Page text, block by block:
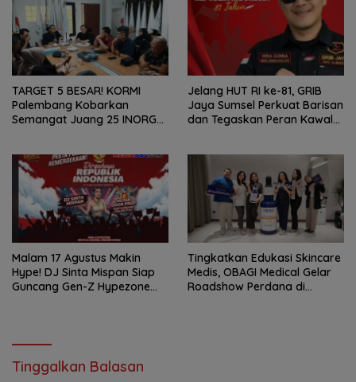
TARGET 5 BESAR! KORMI
Palembang Kobarkan
Semangat Juang 25 INORGA
Jelang HUT RI ke-81, GRIB
Jaya Sumsel Perkuat Barisan
dan Tegaskan Peran Kawal
Malam 17 Agustus Makin
Hype! DJ Sinta Mispan Siap
Guncang Gen-Z Hypezone
Tingkatkan Edukasi Skincare
Medis, OBAGI Medical Gelar
Roadshow Perdana di
Tinggalkan Balasan